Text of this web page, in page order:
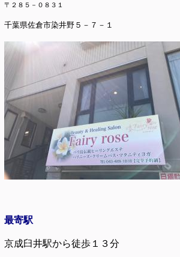
〒２８５－０８３１
千葉県佐倉市染井野５－７－１
最寄駅
京成臼井駅から徒歩１３分